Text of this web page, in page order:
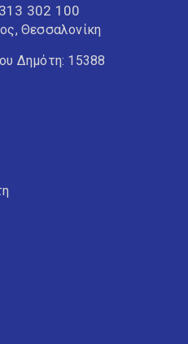
302 100
Θεσσαλονίκη
Δημότη: 15388